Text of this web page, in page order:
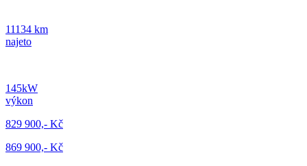
11134 km
najeto
145kW
výkon
829 900,- Kč
869 900,- Kč